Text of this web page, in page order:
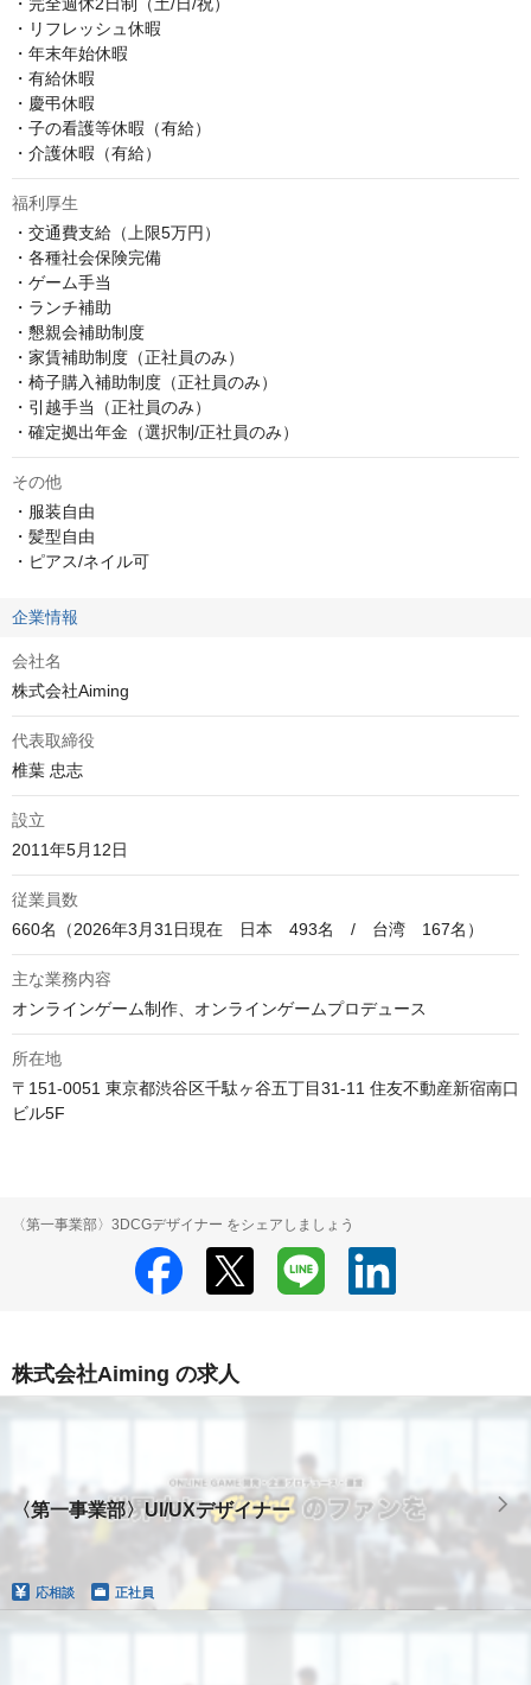
・完全週休2日制（土/日/祝）
・リフレッシュ休暇
・年末年始休暇
・有給休暇
・慶弔休暇
・子の看護等休暇（有給）
・介護休暇（有給）
福利厚生
・交通費支給（上限5万円）
・各種社会保険完備
・ゲーム手当
・ランチ補助
・懇親会補助制度
・家賃補助制度（正社員のみ）
・椅子購入補助制度（正社員のみ）
・引越手当（正社員のみ）
・確定拠出年金（選択制/正社員のみ）
その他
・服装自由
・髪型自由
・ピアス/ネイル可
企業情報
会社名
株式会社Aiming
代表取締役
椎葉 忠志
設立
2011年5月12日
従業員数
660名（2026年3月31日現在　日本　493名　/　台湾　167名）
主な業務内容
オンラインゲーム制作、オンラインゲームプロデュース
所在地
〒151-0051 東京都渋谷区千駄ヶ谷五丁目31-11 住友不動産新宿南口
ビル5F
〈第一事業部〉3DCGデザイナー をシェアしましょう
株式会社Aiming の求人
〈第一事業部〉UI/UXデザイナー
応相談 正社員